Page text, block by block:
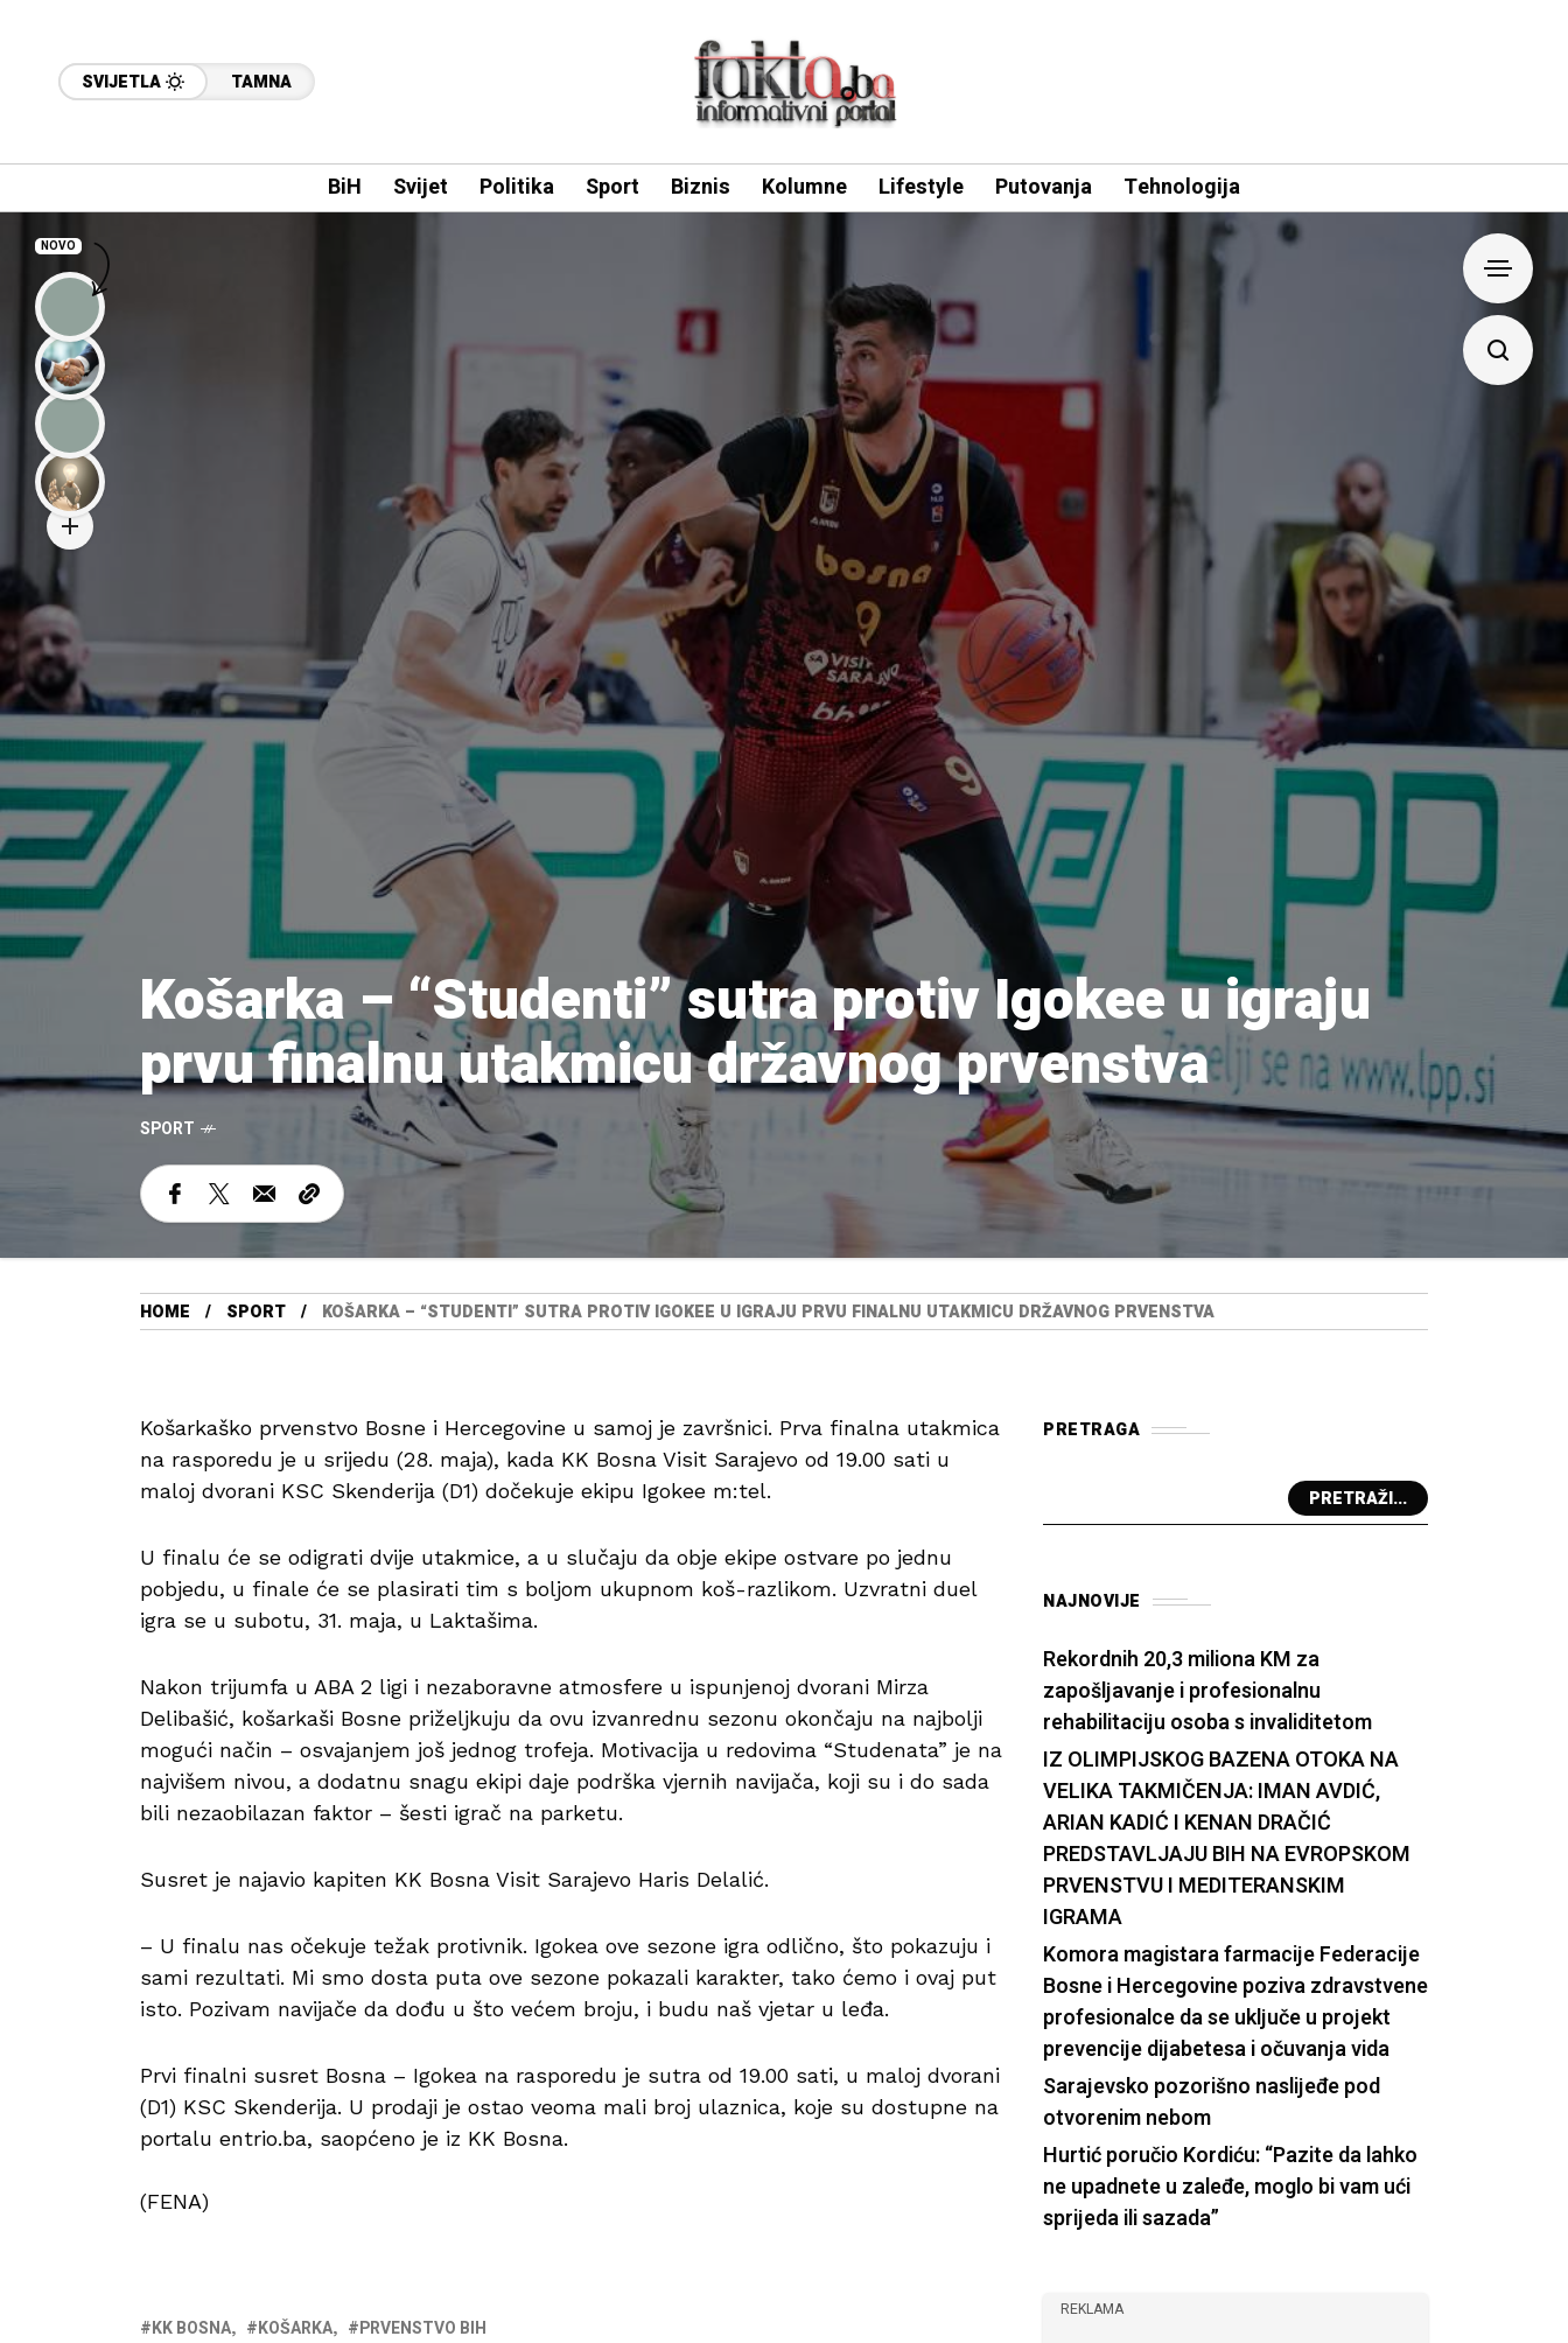
SVIJETLA TAMNA
BiH Svijet Politika Sport Biznis Kolumne Lifestyle Putovanja Tehnologija
Košarka – “Studenti” sutra protiv Igokee u igraju
prvu finalnu utakmicu državnog prvenstva
SPORT
HOME SPORT KOŠARKA – “STUDENTI” SUTRA PROTIV IGOKEE U IGRAJU PRVU FINALNU UTAKMICU DRŽAVNOG PRVENSTVA
Košarkaško prvenstvo Bosne i Hercegovine u samoj je završnici. Prva finalna utakmica
na rasporedu je u srijedu (28. maja), kada KK Bosna Visit Sarajevo od 19.00 sati u
maloj dvorani KSC Skenderija (D1) dočekuje ekipu Igokee m:tel.
U finalu će se odigrati dvije utakmice, a u slučaju da obje ekipe ostvare po jednu
pobjedu, u finale će se plasirati tim s boljom ukupnom koš-razlikom. Uzvratni duel
igra se u subotu, 31. maja, u Laktašima.
Nakon trijumfa u ABA 2 ligi i nezaboravne atmosfere u ispunjenoj dvorani Mirza
Delibašić, košarkaši Bosne priželjkuju da ovu izvanrednu sezonu okončaju na najbolji
mogući način – osvajanjem još jednog trofeja. Motivacija u redovima “Studenata” je na
najvišem nivou, a dodatnu snagu ekipi daje podrška vjernih navijača, koji su i do sada
bili nezaobilazan faktor – šesti igrač na parketu.
Susret je najavio kapiten KK Bosna Visit Sarajevo Haris Delalić.
– U finalu nas očekuje težak protivnik. Igokea ove sezone igra odlično, što pokazuju i
sami rezultati. Mi smo dosta puta ove sezone pokazali karakter, tako ćemo i ovaj put
isto. Pozivam navijače da dođu u što većem broju, i budu naš vjetar u leđa.
Prvi finalni susret Bosna – Igokea na rasporedu je sutra od 19.00 sati, u maloj dvorani
(D1) KSC Skenderija. U prodaji je ostao veoma mali broj ulaznica, koje su dostupne na
portalu entrio.ba, saopćeno je iz KK Bosna.
(FENA)
KK BOSNA KOŠARKA PRVENSTVO BIH
PRETRAGA
PRETRAŽI...
NAJNOVIJE
Rekordnih 20,3 miliona KM za
zapošljavanje i profesionalnu
rehabilitaciju osoba s invaliditetom
IZ OLIMPIJSKOG BAZENA OTOKA NA
VELIKA TAKMIČENJA: IMAN AVDIĆ,
ARIAN KADIĆ I KENAN DRAČIĆ
PREDSTAVLJAJU BIH NA EVROPSKOM
PRVENSTVU I MEDITERANSKIM
IGRAMA
Komora magistara farmacije Federacije
Bosne i Hercegovine poziva zdravstvene
profesionalce da se uključe u projekt
prevencije dijabetesa i očuvanja vida
Sarajevsko pozorišno naslijeđe pod
otvorenim nebom
Hurtić poručio Kordiću: “Pazite da lahko
ne upadnete u zaleđe, moglo bi vam ući
sprijeda ili sazada”
REKLAMA
NOVO